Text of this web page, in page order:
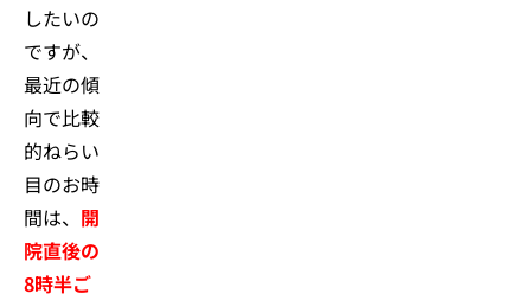
したいの
ですが、
最近の傾
向で比較
的ねらい
目のお時
間は、 開
院直後の
8時半ご